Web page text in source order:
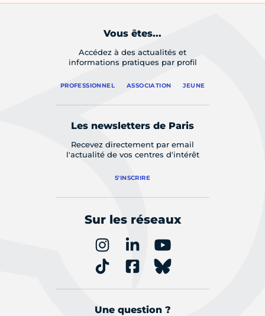
Vous êtes...
Accédez à des actualités et
informations pratiques par profil
PROFESSIONNEL ASSOCIATION JEUNE
Les newsletters de Paris
Recevez directement par email
l'actualité de vos centres d'intérêt
S'INSCRIRE
Sur les réseaux
Une question ?